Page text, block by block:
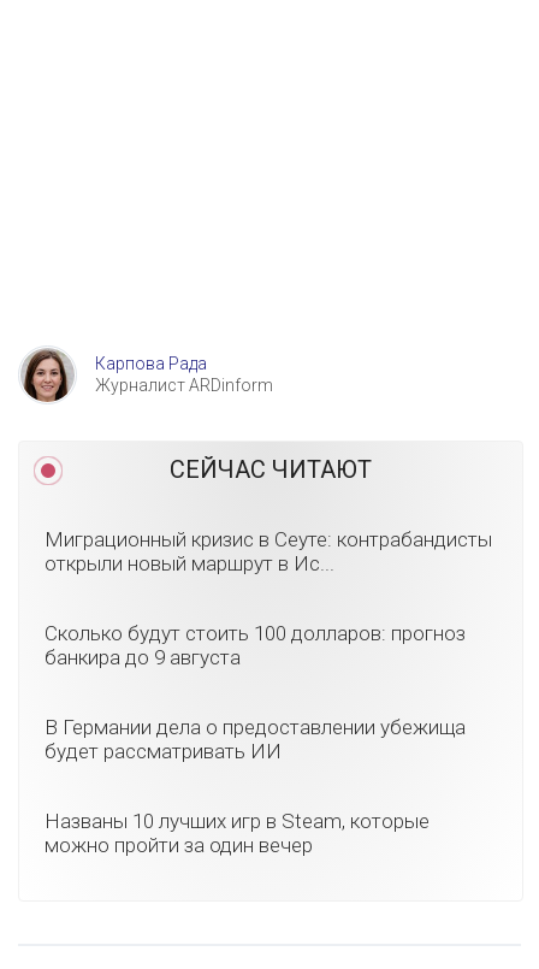
Карпова Рада
Журналист ARDinform
СЕЙЧАС ЧИТАЮТ
Миграционный кризис в Сеуте: контрабандисты
открыли новый маршрут в Ис...
Сколько будут стоить 100 долларов: прогноз
банкира до 9 августа
В Германии дела о предоставлении убежища
будет рассматривать ИИ
Названы 10 лучших игр в Steam, которые
можно пройти за один вечер